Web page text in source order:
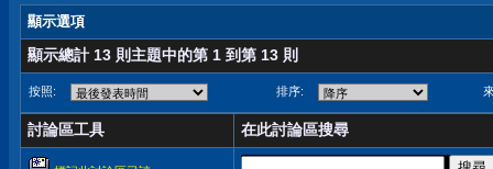
顯示選項
顯示總計 13 則主題中的第 1 到第 13 則
按照: 排序:
討論區工具 在此討論區搜尋